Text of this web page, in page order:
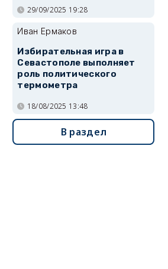
29/09/2025 19:28
Иван Ермаков
Избирательная игра в
Севастополе выполняет
роль политического
термометра
18/08/2025 13:48
В раздел